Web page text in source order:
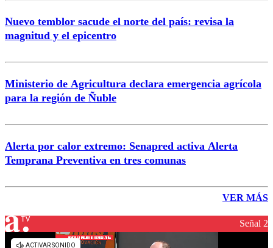
Nuevo temblor sacude el norte del país: revisa la
magnitud y el epicentro
Ministerio de Agricultura declara emergencia agrícola
para la región de Ñuble
Alerta por calor extremo: Senapred activa Alerta
Temprana Preventiva en tres comunas
VER MÁS
Señal 2